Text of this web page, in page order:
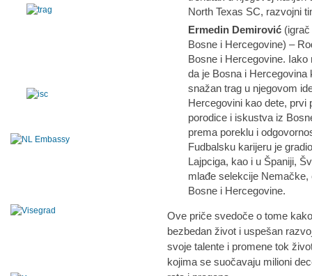
North Texas SC, razvojni
Ermedin Demirović
Bosne i Hercegovine) –
Bosne i Hercegovine.
da je Bosna i
snažan trag u njegovom
Hercegovini kao dete, prvi
porodice i iskustva iz
prema poreklu i
Fudbalsku karijeru je
Lajpciga, kao i u Španiji,
mlađe selekcije Nemačke,
Bosne i Hercegovine.
Ove priče svedoče o tome
bezbedan život i uspešan
svoje talente i promene tok
kojima se suočavaju milioni